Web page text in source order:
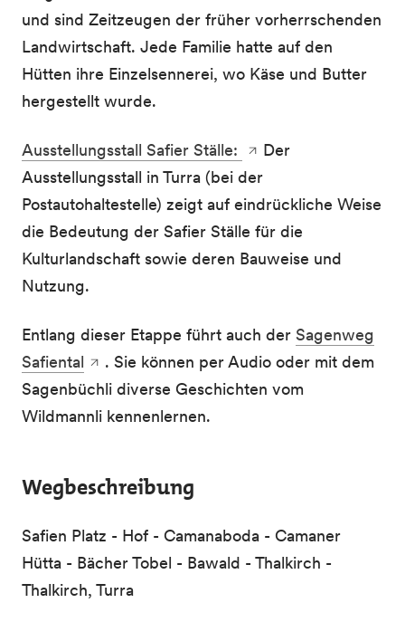
und sind Zeitzeugen der früher vorherrschenden
Landwirtschaft. Jede Familie hatte auf den
Hütten ihre Einzelsennerei, wo Käse und Butter
hergestellt wurde.
Ausstellungsstall Safier Ställe:
Der
Ausstellungsstall in Turra (bei der
Postautohaltestelle) zeigt auf eindrückliche Weise
die Bedeutung der Safier Ställe für die
Kulturlandschaft sowie deren Bauweise und
Nutzung.
Entlang dieser Etappe führt auch der Sagenweg
Safiental
. Sie können per Audio oder mit dem
Sagenbüchli diverse Geschichten vom
Wildmannli kennenlernen.
Wegbeschreibung
Safien Platz - Hof - Camanaboda - Camaner
Hütta - Bächer Tobel - Bawald - Thalkirch -
Thalkirch, Turra